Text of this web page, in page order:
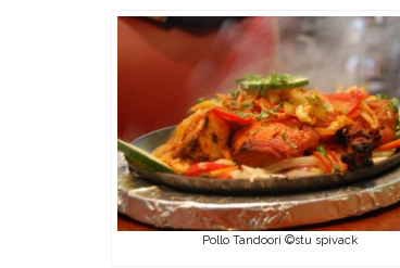
Pollo Tandoori ©stu spivack